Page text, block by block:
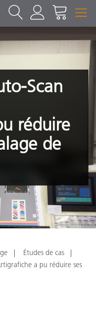
Scan
réduire
de
Études de cas
a pu réduire ses